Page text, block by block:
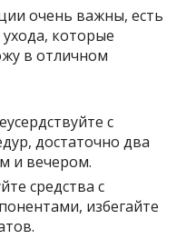
очень важны, есть
которые
в отличном
с
достаточно два
и вечером.
средства с
избегайте